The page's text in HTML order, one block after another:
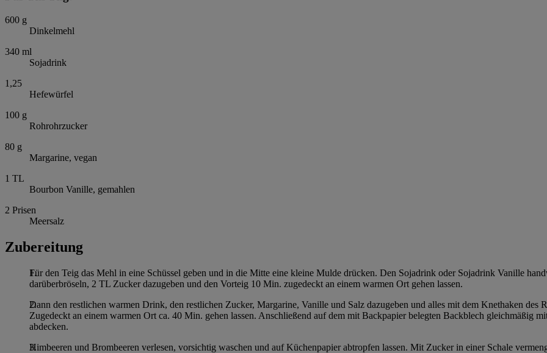
600 g
Dinkelmehl
340 ml
Sojadrink
1,25
Hefewürfel
100 g
Rohrohrzucker
80 g
Margarine, vegan
1 TL
Bourbon Vanille, gemahlen
2 Prisen
Meersalz
Zubereitung
Für den Teig das Mehl in eine Schüssel geben und in die Mitte eine kleine Mulde drücken. Den Sojadrink oder Sojadrink Vanille
darüberbröseln, 2 TL Zucker dazugeben und den Vorteig 10 Min. zugedeckt an einem warmen Ort gehen lassen.
Dann den restlichen warmen Drink, den restlichen Zucker, Margarine, Vanille und Salz dazugeben und alles mit dem Knethaken des
Zugedeckt an einem warmen Ort ca. 40 Min. gehen lassen. Anschließend auf dem mit Backpapier belegten Backblech gleichmäßig
abdecken.
Himbeeren und Brombeeren verlesen, vorsichtig waschen und auf Küchenpapier abtropfen lassen. Mit Zucker in einer Schale